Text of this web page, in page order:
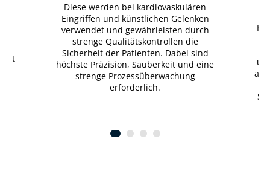
Diese werden bei kardiovaskulären
Eingriffen und künstlichen Gelenken
verwendet und gewährleisten durch
strenge Qualitätskontrollen die
Sicherheit der Patienten. Dabei sind
höchste Präzision, Sauberkeit und eine
strenge Prozessüberwachung
erforderlich.